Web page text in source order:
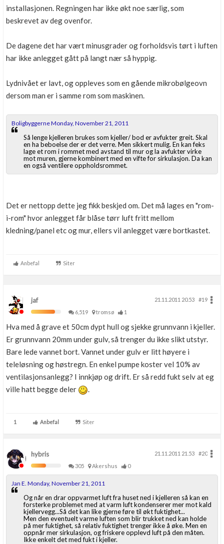
installasjonen. Regningen har ikke økt noe særlig, som
beskrevet av deg ovenfor.
De dagene det har vært minusgrader og forholdsvis tørt i luften
har ikke anlegget gått på langt nær så hyppig.
Lydnivået er lavt, og oppleves som en gående mikrobølgeovn
dersom man er i samme rom som maskinen.
Boligbyggerne Monday, November 21, 2011
Så lenge kjelleren brukes som kjeller/ bod er avfukter greit. Skal
en ha beboelse der er det verre. Men sikkert mulig. En kan feks
lage et rom i rommet med avstand til mur og la avfukter virke
mot muren, gjerne kombinert med en vifte for sirkulasjon. Da kan
en også ventilere oppholdsrommet.
Det er nettopp dette jeg fikk beskjed om. Det må lages en "rom-
i-rom" hvor anlegget får blåse tørr luft fritt mellom
kledning/panel etc og mur, ellers vil anlegget være bortkastet.
Anbefal Siter
jaf 21.11.2011 20.53
#19
6,519
tromsø 1
Hva med å grave et 50cm dypt hull og sjekke grunnvann i kjeller.
Er grunnvann 20mm under gulv, så trenger du ikke slikt utstyr.
Bare lede vannet bort. Vannet under gulv er litt høyere i
teleløsning og høstregn. En enkel pumpe koster vel 10% av
ventilasjonsanlegg? I innkjøp og drift. Er så redd fukt selv at eg
ville hatt begge deler
.
1 Anbefal Siter
hybris 21.11.2011 21.53
#20
305
Akershus 0
Jan E. Monday, November 21, 2011
Og når en drar oppvarmet luft fra huset ned i kjelleren så kan en
forsterke problemet med at varm luft kondenserer mer mot kald
kjellervegg...Så det kan like gjerne føre til økt fuktighet...
Men den eventuelt varme luften som blir trukket ned kan holde
på mer fuktighet, så relativ fuktighet trenger ikke å øke. Men en
oppnår mer sirkulasjon, og friskere opplevd luft på den måten.
Ikke enkelt det med fukt i kjeller.